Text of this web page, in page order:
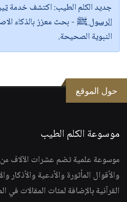
جديد الكلم الطيب:اكتشف خدمة
الرسول ﷺ - بحث معزز بالذكاء
النبوية الصحيحة.
حول الموقع
موسوعة الكلم الطيب
موسوعة علمية تضم عشرات الآلاف من
والأقوال المأثورة والأدعية والأذكار
القرآنية بالإضافة لمئات المقالات في